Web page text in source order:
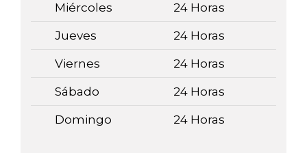
Miércoles 24 Horas
Jueves 24 Horas
Viernes 24 Horas
Sábado 24 Horas
Domingo 24 Horas